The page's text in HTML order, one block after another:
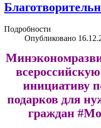
Подробности
Опубликовано
инициативу
подарков для
граждан